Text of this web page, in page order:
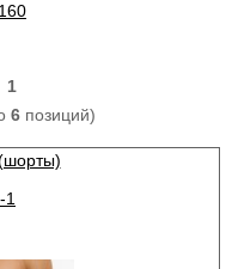
160
1
6позиций)